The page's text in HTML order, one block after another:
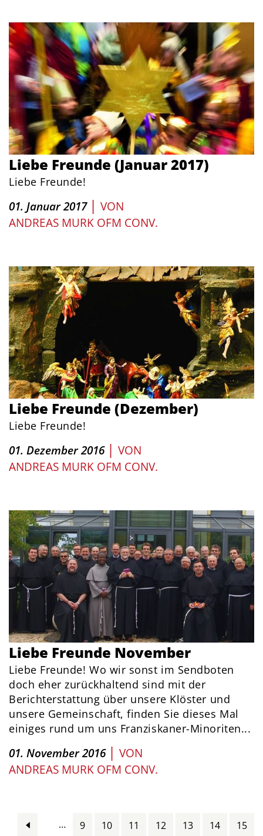
Liebe Freunde (Januar 2017)
Liebe Freunde!
01. Januar 2017 | VON
ANDREAS MURK OFM CONV.
Liebe Freunde (Dezember)
Liebe Freunde!
01. Dezember 2016 | VON
ANDREAS MURK OFM CONV.
Liebe Freunde November
Liebe Freunde! Wo wir sonst im Sendboten
doch eher zurückhaltend sind mit der
Berichterstattung über unsere Klöster und
unsere Gemeinschaft, finden Sie dieses Mal
einiges rund um uns Franziskaner-Minoriten...
01. November 2016 | VON
ANDREAS MURK OFM CONV.
Pages … 9 10 11 12 13 14
15